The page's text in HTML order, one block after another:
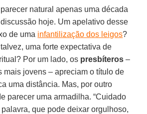
natural apenas uma década
hoje. Um apelativo desse
de uma infantilização dos leigos?
uma forte expectativa de
Por um lado, os presbíteros –
mais jovens – apreciam o título de
uma distância. Mas, por outro
parecer uma armadilha. “Cuidado
que pode deixar orgulhoso,